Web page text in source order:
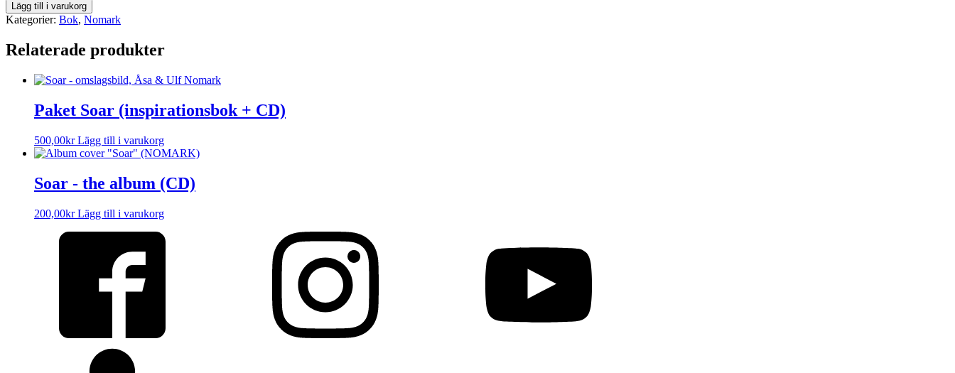
Lägg till i varukorg
Kategorier: Bok, Nomark
Relaterade produkter
Paket Soar (inspirationsbok + CD)
500,00kr Lägg till i varukorg
Soar - the album (CD)
200,00kr Lägg till i varukorg